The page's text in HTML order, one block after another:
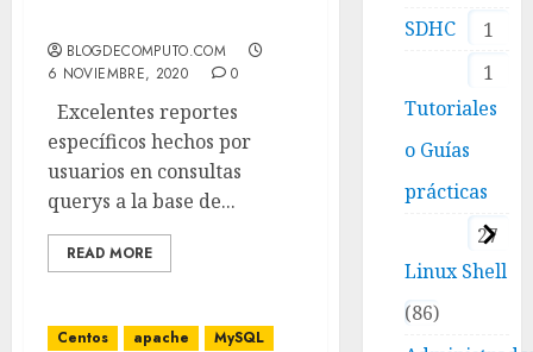
BLOGDECOMPUTO.COM
6 NOVIEMBRE, 2020
0
Excelentes reportes
específicos hechos por
usuarios en consultas
querys a la base de...
READ MORE
Centos apache
MySQL
1
SDHC
1
Tutoriales
o Guías
prácticas
27
Linux Shell
86